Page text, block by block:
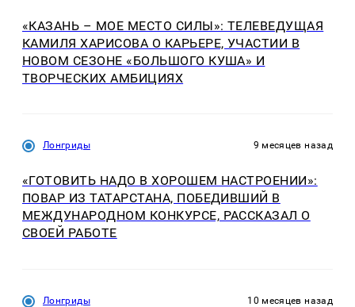
«КАЗАНЬ – МОЕ МЕСТО СИЛЫ»: ТЕЛЕВЕДУЩАЯ
КАМИЛЯ ХАРИСОВА О КАРЬЕРЕ, УЧАСТИИ В
НОВОМ СЕЗОНЕ «БОЛЬШОГО КУША» И
ТВОРЧЕСКИХ АМБИЦИЯХ
Лонгриды 9 месяцев назад
«ГОТОВИТЬ НАДО В ХОРОШЕМ НАСТРОЕНИИ»:
ПОВАР ИЗ ТАТАРСТАНА, ПОБЕДИВШИЙ В
МЕЖДУНАРОДНОМ КОНКУРСЕ, РАССКАЗАЛ О
СВОЕЙ РАБОТЕ
Лонгриды 10 месяцев назад